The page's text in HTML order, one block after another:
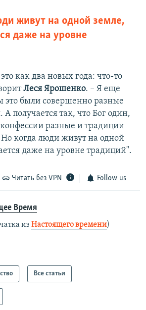
живут на одной земле,
даже на уровне
как два новых года: что-то
Леся Ярошенко. – Я еще
это были совершенно разные
А получается так, что Бог один,
разные и традиции
когда люди живут на одной
даже на уровне традиций".
Читать без VPN Follow us
Время
из Настоящего времени)
Все статьи